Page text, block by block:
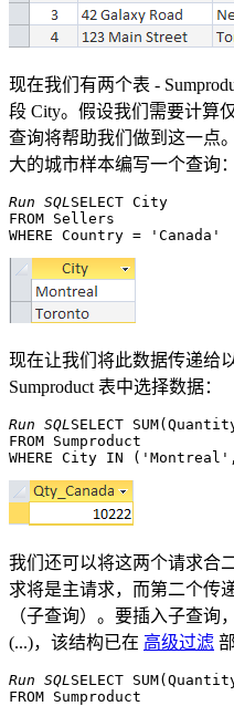
现在我们有两个表 -
段 City。假设我们需要计算
查询将帮助我们做到这一点
大的城市样本编写一个查询：
Run SQL SELECT City
FROM Sellers
现在让我们将此数据传递给
Sumproduct 表中选择数据：
Run SQL SELECT
FROM Sumproduct
我们还可以将这两个请求合
求将是主请求，而第二个传
（子查询）。要插入子查询
(...)，该结构已在 高级过滤
Run SQL SELECT
FROM Sumproduct